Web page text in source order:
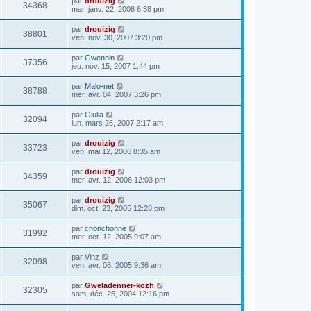
34368
mar. janv. 22, 2008 6:38 pm
38801 par drouizig
ven. nov. 30, 2007 3:20 pm
37356 par Gwennin
jeu. nov. 15, 2007 1:44 pm
38788 par Malo-net
mer. avr. 04, 2007 3:26 pm
32094 par Giulia
lun. mars 26, 2007 2:17 am
33723 par drouizig
ven. mai 12, 2006 8:35 am
34359 par drouizig
mer. avr. 12, 2006 12:03 pm
35067 par drouizig
dim. oct. 23, 2005 12:28 pm
31992 par chonchonne
mer. oct. 12, 2005 9:07 am
32098 par Vinz
ven. avr. 08, 2005 9:36 am
32305 par Gweladenner-kozh
sam. déc. 25, 2004 12:16 pm